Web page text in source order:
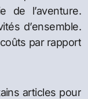
de l’aventure.
d’ensemble.
par rapport
articles pour